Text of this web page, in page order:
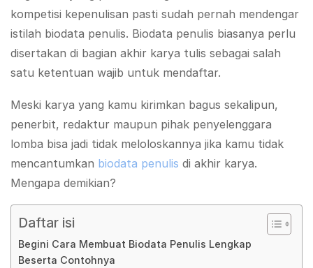
kompetisi kepenulisan pasti sudah pernah mendengar
istilah biodata penulis. Biodata penulis biasanya perlu
disertakan di bagian akhir karya tulis sebagai salah
satu ketentuan wajib untuk mendaftar.
Meski karya yang kamu kirimkan bagus sekalipun,
penerbit, redaktur maupun pihak penyelenggara
lomba bisa jadi tidak meloloskannya jika kamu tidak
mencantumkan biodata penulis di akhir karya.
Mengapa demikian?
Daftar isi
Begini Cara Membuat Biodata Penulis Lengkap
Beserta Contohnya